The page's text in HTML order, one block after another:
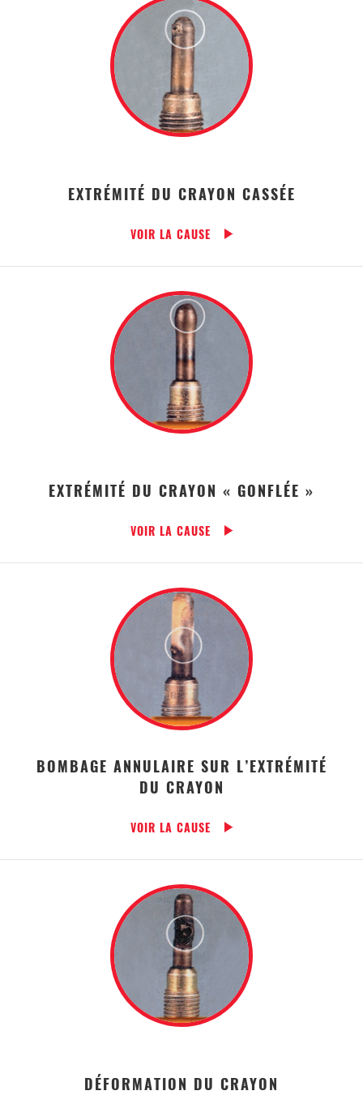
EXTRÉMITÉ DU CRAYON CASSÉE
VOIR LA CAUSE
EXTRÉMITÉ DU CRAYON « GONFLÉE »
VOIR LA CAUSE
BOMBAGE ANNULAIRE SUR L’EXTRÉMITÉ
DU CRAYON
VOIR LA CAUSE
DÉFORMATION DU CRAYON